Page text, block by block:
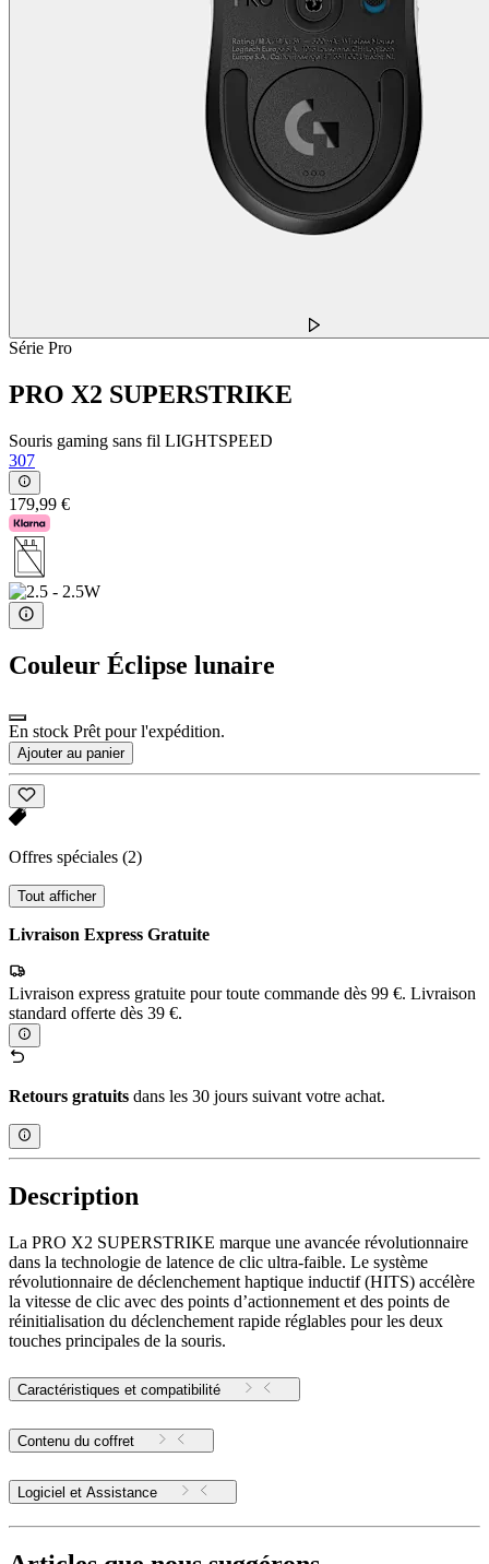
Série Pro
PRO X2 SUPERSTRIKE
Souris gaming sans fil LIGHTSPEED
307
179,99 €
Couleur Éclipse lunaire
En stock Prêt pour l'expédition.
Ajouter au panier
Offres spéciales (2)
Tout afficher
Livraison Express Gratuite
Livraison express gratuite pour toute commande dès 99 €. Livraison
standard offerte dès 39 €.
Retours gratuits dans les 30 jours suivant votre achat.
Description
La PRO X2 SUPERSTRIKE marque une avancée révolutionnaire
dans la technologie de latence de clic ultra-faible. Le système
révolutionnaire de déclenchement haptique inductif (HITS) accélère
la vitesse de clic avec des points d’actionnement et des points de
réinitialisation du déclenchement rapide réglables pour les deux
touches principales de la souris.
Caractéristiques et compatibilité
Contenu du coffret
Logiciel et Assistance